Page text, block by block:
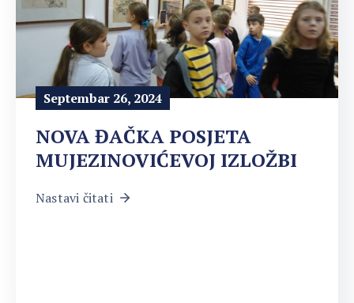
Septembar 26, 2024
NOVA ĐAČKA POSJETA
MUJEZINOVIĆEVOJ IZLOŽBI
Nastavi čitati